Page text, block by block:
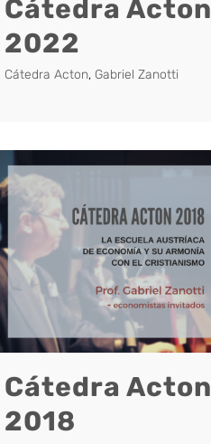
Cátedra Acton
2022
Cátedra Acton, Gabriel Zanotti
Cátedra Acton
2018